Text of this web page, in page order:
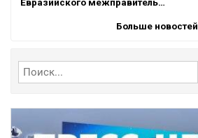
Больше новостей